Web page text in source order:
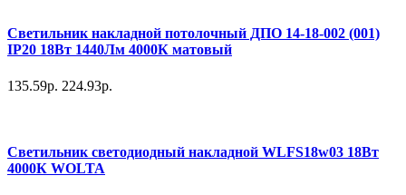
Светильник накладной потолочный ДПО 14-18-002 (001)
IP20 18Вт 1440Лм 4000К матовый
135.59р. 224.93р.
Светильник светодиодный накладной WLFS18w03 18Вт
4000К WOLTA